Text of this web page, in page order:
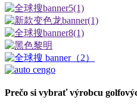
Prečo si vybrať výrobcu